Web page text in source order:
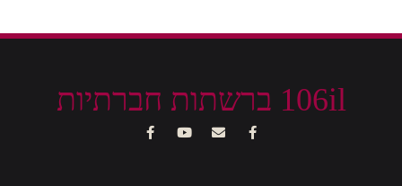
106il ברשתות חברתיות